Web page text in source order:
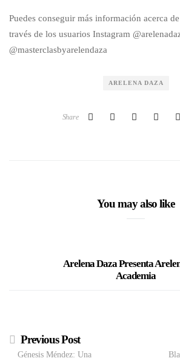
Puedes conseguir más información acerca
través de los usuarios Instagram
@masterclasbyarelendaza
ARELENA DAZA
Share
You may also like
Arelena Daza Presenta
Academia
Previous Post
Génesis Méndez: Una